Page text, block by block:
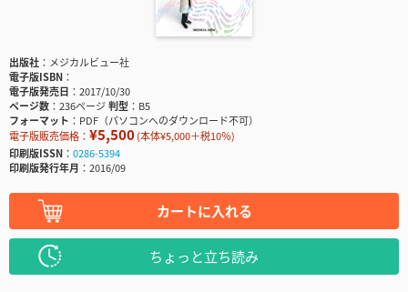
出版社
メジカルビュー社
電子版ISBN
電子版発売日
2017/10/30
ページ数
236ページ判型
B5
フォーマット
PDF（パソコンへのダウンロード不可）
電子版販売価格： ¥5,500(本体¥5,000＋税10％)
印刷版ISSN
0286-5394
印刷版発行年月
2016/09
カートに入れる
ちょっと立ち読み